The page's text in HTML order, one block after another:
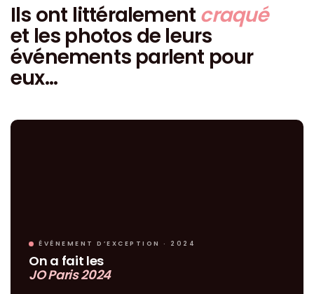
Ils ont littéralement craqué
et les photos de leurs
événements parlent pour
eux…
ÉVÉNEMENT D’EXCEPTION · 2024
On a fait les
JO Paris 2024